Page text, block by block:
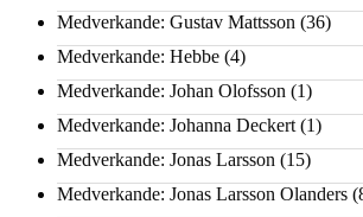
Medverkande: Gustav Mattsson (36)
Medverkande: Hebbe (4)
Medverkande: Johan Olofsson (1)
Medverkande: Johanna Deckert (1)
Medverkande: Jonas Larsson (15)
Medverkande: Jonas Larsson Olanders